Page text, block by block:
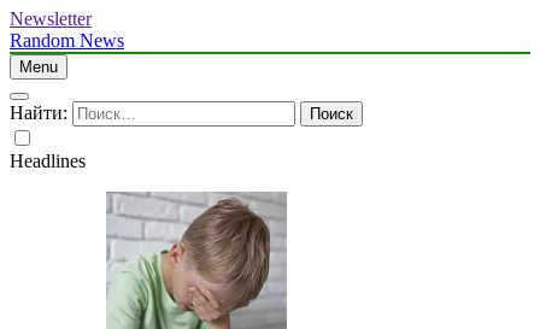
Newsletter
Random News
Menu
Найти:
Headlines